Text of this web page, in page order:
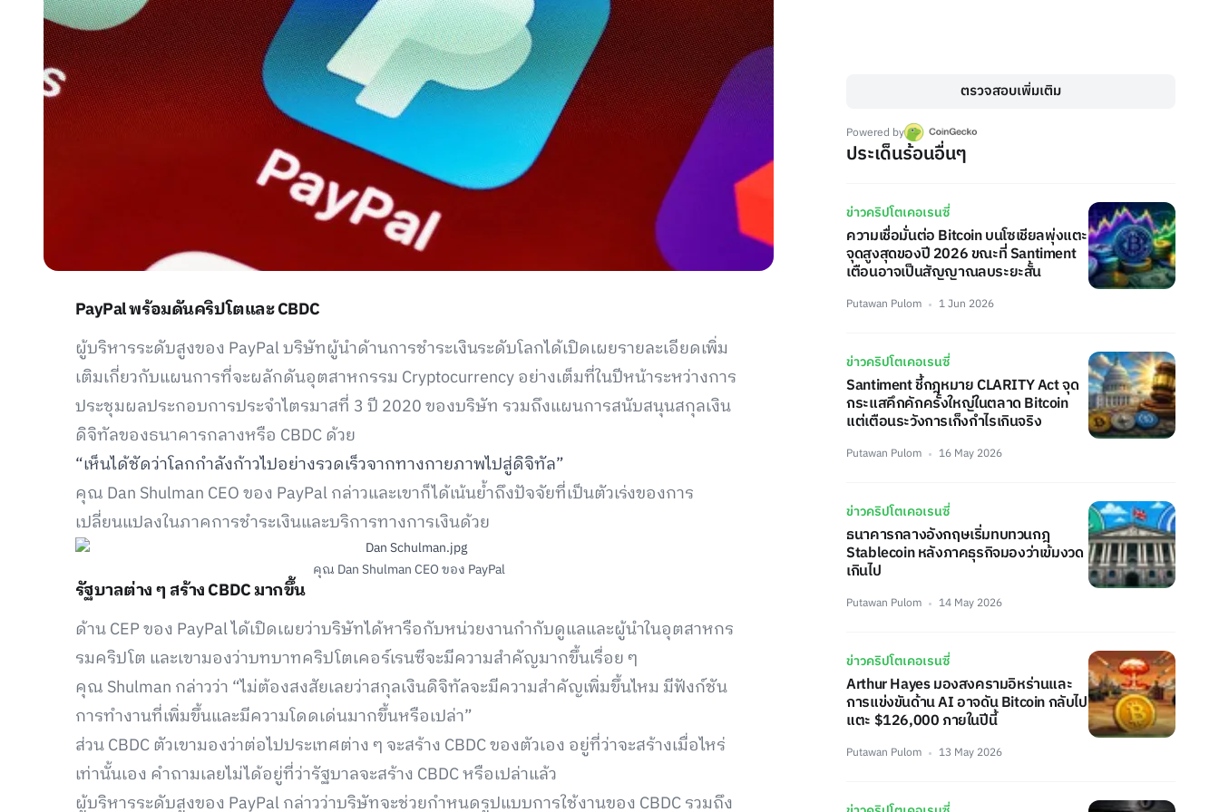
PayPal พร้อมดันคริปโตและ CBDC
ผู้บริหารระดับสูงของ PayPal บริษัทผู้นำด้านการชำระเงินระดับโลกได้เปิดเผยรายละเอียดเพิ่ม
เติมเกี่ยวกับแผนการที่จะผลักดันอุตสาหกรรม Cryptocurrency อย่างเต็มที่ในปีหน้าระหว่างการ
ประชุมผลประกอบการประจำไตรมาสที่ 3 ปี 2020 ของบริษัท รวมถึงแผนการสนับสนุนสกุลเงิน
ดิจิทัลของธนาคารกลางหรือ CBDC ด้วย
“เห็นได้ชัดว่าโลกกำลังก้าวไปอย่างรวดเร็วจากทางกายภาพไปสู่ดิจิทัล”
คุณ Dan Shulman CEO ของ PayPal กล่าวและเขาก็ได้เน้นย้ำถึงปัจจัยที่เป็นตัวเร่งของการ
เปลี่ยนแปลงในภาคการชำระเงินและบริการทางการเงินด้วย
คุณ Dan Shulman CEO ของ PayPal
รัฐบาลต่าง ๆ สร้าง CBDC มากขึ้น
ด้าน CEP ของ PayPal ได้เปิดเผยว่าบริษัทได้หารือกับหน่วยงานกำกับดูแลและผู้นำในอุตสาหกร
รมคริปโต และเขามองว่าบทบาทคริปโตเคอร์เรนซีจะมีความสำคัญมากขึ้นเรื่อย ๆ
คุณ Shulman กล่าวว่า “ไม่ต้องสงสัยเลยว่าสกุลเงินดิจิทัลจะมีความสำคัญเพิ่มขึ้นไหม มีฟังก์ชัน
การทำงานที่เพิ่มขึ้นและมีความโดดเด่นมากขึ้นหรือเปล่า”
ส่วน CBDC ตัวเขามองว่าต่อไปประเทศต่าง ๆ จะสร้าง CBDC ของตัวเอง อยู่ที่ว่าจะสร้างเมื่อไหร่
เท่านั้นเอง คำถามเลยไม่ได้อยู่ที่ว่ารัฐบาลจะสร้าง CBDC หรือเปล่าแล้ว
ผู้บริหารระดับสูงของ PayPal กล่าวว่าบริษัทจะช่วยกำหนดรูปแบบการใช้งานของ CBDC รวมถึง
ตรวจสอบเพิ่มเติม
Powered by
ประเด็นร้อนอื่นๆ
ข่าวคริปโตเคอเรนซี่
ความเชื่อมั่นต่อ Bitcoin บนโซเชียลพุ่งแตะ
จุดสูงสุดของปี 2026 ขณะที่ Santiment
เตือนอาจเป็นสัญญาณลบระยะสั้น
Putawan Pulom 1 Jun 2026
ข่าวคริปโตเคอเรนซี่
Santiment ชี้กฎหมาย CLARITY Act จุด
กระแสคึกคักครั้งใหญ่ในตลาด Bitcoin
แต่เตือนระวังการเก็งกำไรเกินจริง
Putawan Pulom 16 May 2026
ข่าวคริปโตเคอเรนซี่
ธนาคารกลางอังกฤษเริ่มทบทวนกฎ
Stablecoin หลังภาคธุรกิจมองว่าเข้มงวด
เกินไป
Putawan Pulom 14 May 2026
ข่าวคริปโตเคอเรนซี่
Arthur Hayes มองสงครามอิหร่านและ
การแข่งขันด้าน AI อาจดัน Bitcoin กลับไป
แตะ $126,000 ภายในปีนี้
Putawan Pulom 13 May 2026